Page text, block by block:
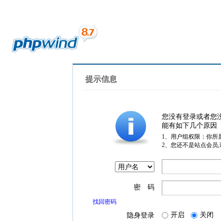
提示信息
您没有登录或者您
能有如下几个原因
1、用户组权限：你所
2、您还不是站点会员
密 码
找回密码
隐身登录 开启 关闭